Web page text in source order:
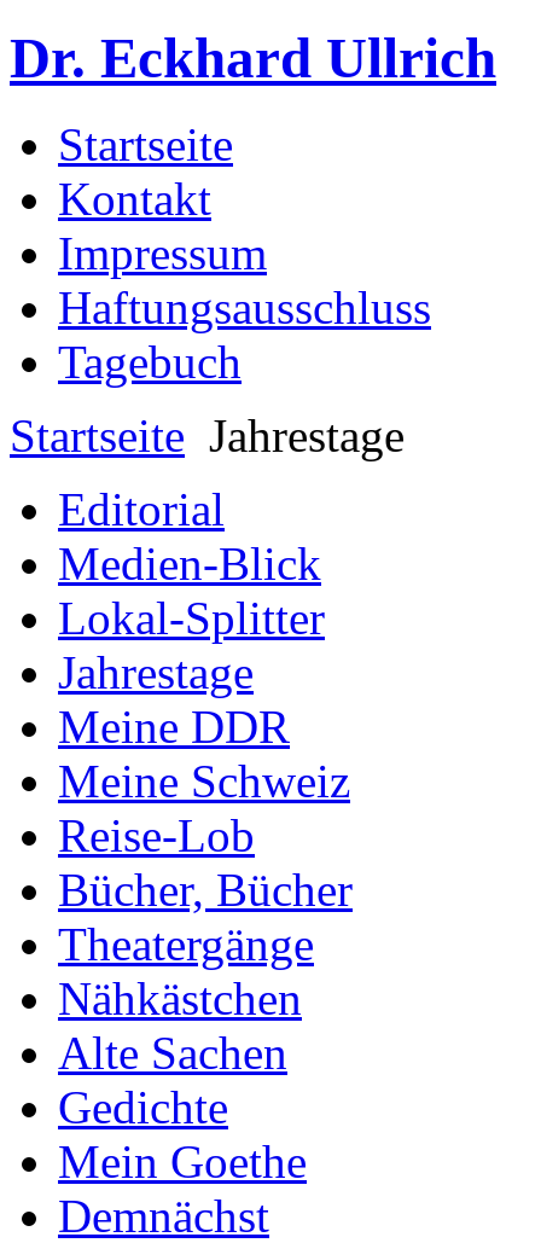
Dr. Eckhard Ullrich
Startseite
Kontakt
Impressum
Haftungsausschluss
Tagebuch
Startseite Jahrestage
Editorial
Medien-Blick
Lokal-Splitter
Jahrestage
Meine DDR
Meine Schweiz
Reise-Lob
Bücher, Bücher
Theatergänge
Nähkästchen
Alte Sachen
Gedichte
Mein Goethe
Demnächst